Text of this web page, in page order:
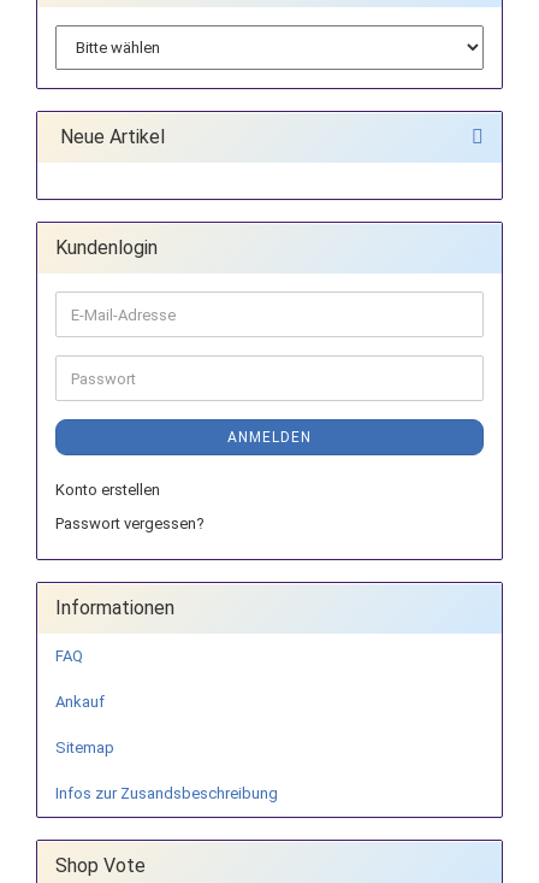
Neue Artikel
Kundenlogin
E-
Mail-
Adresse
Passwort
ANMELDEN
Konto erstellen
Passwort vergessen?
Informationen
FAQ
Ankauf
Sitemap
Infos zur Zusandsbeschreibung
Shop Vote